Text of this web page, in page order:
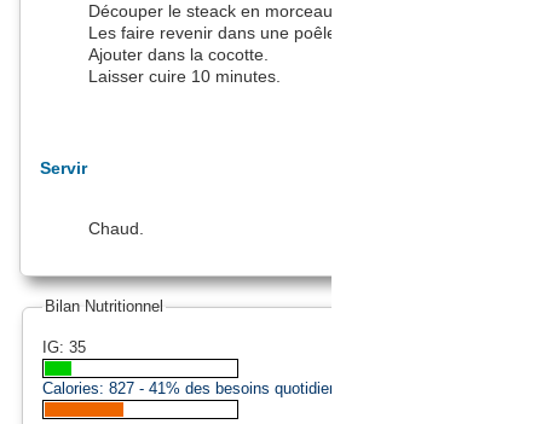
Découper le steack en morceaux
Les faire revenir dans une poêle.
Ajouter dans la cocotte.
Laisser cuire 10 minutes.
Servir
Chaud.
Bilan Nutritionnel
IG: 35
Calories: 827 - 41% des besoins quotidiens (approximation).